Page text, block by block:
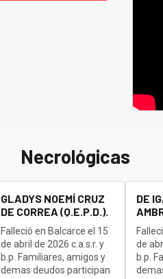
Necrológicas
GLADYS NOEMÍ CRUZ
DE CORREA (Q.E.P.D.).
Falleció en Balcarce el 15
de abril de 2026 c.a.s.r. y
b.p. Familiares, amigos y
demas deudos participan
DE
de
b.p.